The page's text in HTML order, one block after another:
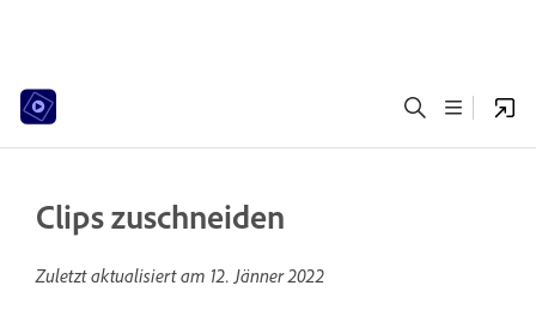
Clips zuschneiden
Zuletzt aktualisiert am 12. Jänner 2022